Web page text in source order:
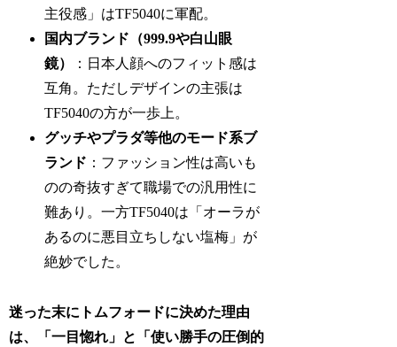
主役感」はTF5040に軍配。
国内ブランド（999.9や白山眼
鏡）
：日本人顔へのフィット感は
互角。ただしデザインの主張は
TF5040の方が一歩上。
グッチやプラダ等他のモード系ブ
ランド ：ファッション性は高いも
のの奇抜すぎて職場での汎用性に
難あり。一方TF5040は「オーラが
あるのに悪目立ちしない塩梅」が
絶妙でした。
迷った末にトムフォードに決めた理由
は、「一目惚れ」と「使い勝手の圧倒的